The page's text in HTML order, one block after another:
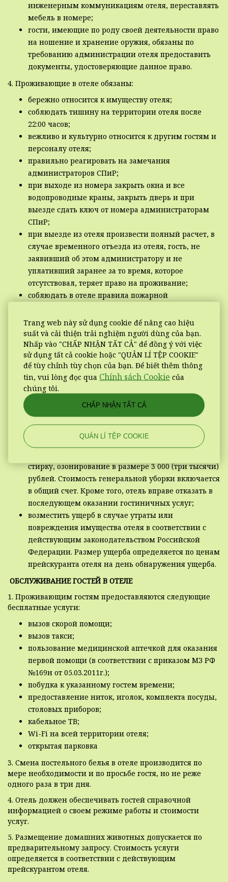
Trang web này sử dụng cookie để nâng cao hiệu
suất và cải thiện trải nghiệm người dùng của bạn.
Nhấp vào "CHẤP NHẬN TẤT CẢ" để đồng ý với việc
sử dụng tất cả cookie hoặc "QUẢN LÍ TỆP COOKIE"
để tùy chỉnh tùy chọn của bạn. Để biết thêm thông
tin, vui lòng đọc qua Chính sách Cookie của
chúng tôi.
CHẤP NHẬN TẤT CẢ
QUẢN LÍ TỆP COOKIE
инженерным коммуникациям отеля, переставлять
мебель в номере;
гости, имеющие по роду своей деятельности право
на ношение и хранение оружия, обязаны по
требованию администрации отеля предоставить
документы, удостоверяющие данное право.
4. Проживающие в отеле обязаны:
бережно относится к имуществу отеля;
соблюдать тишину на территории отеля после
22:00 часов;
вежливо и культурно относится к другим гостям и
персоналу отеля;
правильно реагировать на замечания
администраторов СПиР;
при выходе из номера закрыть окна и все
водопроводные краны, закрыть дверь и при
выезде сдать ключ от номера администраторам
СПиР;
при выезде из отеля произвести полный расчет, в
случае временного отъезда из отеля, гость, не
заявивший об этом администратору и не
уплативший заранее за то время, которое
отсутствовал, теряет право на проживание;
соблюдать в отеле правила пожарной
оповестить сотрудников отеля о своих гостях, если
они остаются после 23:00 и произвести за них
оплату;
соблюдать настоящие Правила проживания и
внутреннего распорядка отеля;
нести ответственность за жизнь и здоровье
несовершеннолетних детей, которые проживают
вместе с ним в номере, не оставлять детей без
присмотра;
в случае нарушения правила о запрете на курение
в номере, гость обязан оплатить генеральную
стирку, озонирование в размере 3 000 (три тысячи)
рублей. Стоимость генеральной уборки включается
в общий счет. Кроме того, отель вправе отказать в
последующем оказании гостиничных услуг;
возместить ущерб в случае утраты или
повреждения имущества отеля в соответствии с
действующим законодательством Российской
Федерации. Размер ущерба определяется по ценам
прейскуранта отеля на день обнаружения ущерба.
ОБСЛУЖИВАНИЕ ГОСТЕЙ В ОТЕЛЕ
1. Проживающим гостям предоставляются следующие
бесплатные услуги:
вызов скорой помощи;
вызов такси;
пользование медицинской аптечкой для оказания
первой помощи (в соответствии с приказом МЗ РФ
№169н от 05.03.2011г.);
побудка к указанному гостем времени;
предоставление ниток, иголок, комплекта посуды,
столовых приборов;
кабельное ТВ;
Wi-Fi на всей территории отеля;
открытая парковка
3. Смена постельного белья в отеле производится по
мере необходимости и по просьбе гостя, но не реже
одного раза в три дня.
4. Отель должен обеспечивать гостей справочной
информацией о своем режиме работы и стоимости
услуг.
5. Размещение домашних животных допускается по
предварительному запросу. Стоимость услуги
определяется в соответствии с действующим
прейскурантом отеля.